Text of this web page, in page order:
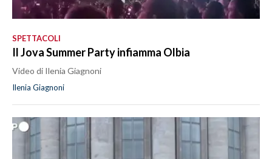
SPETTACOLI
Il Jova Summer Party infiamma Olbia
Video di Ilenia Giagnoni
Ilenia Giagnoni